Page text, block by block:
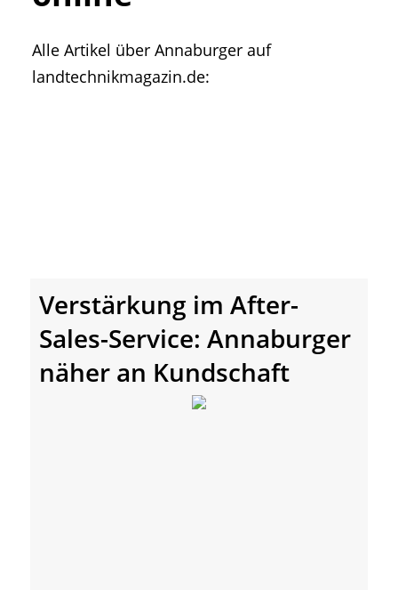
• Messen und Veranstaltungen
• Mitteilung der Redaktion
Alle Artikel über Annaburger auf
landtechnikmagazin.de:
Verstärkung im After-
Sales-Service: Annaburger
näher an Kundschaft